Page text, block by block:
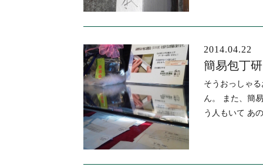
2014.04.22
簡易包丁
そうおっしゃ
ん。 また、簡
う人もいて あ